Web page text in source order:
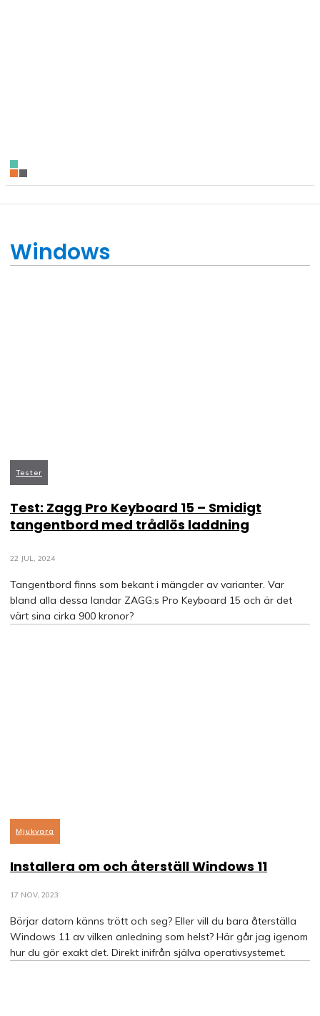
Windows
Tester
Test: Zagg Pro Keyboard 15 – Smidigt
tangentbord med trådlös laddning
22 JUL, 2024
Tangentbord finns som bekant i mängder av varianter. Var
bland alla dessa landar ZAGG:s Pro Keyboard 15 och är det
värt sina cirka 900 kronor?
Mjukvara
Installera om och återställ Windows 11
17 NOV, 2023
Börjar datorn känns trött och seg? Eller vill du bara återställa
Windows 11 av vilken anledning som helst? Här går jag igenom
hur du gör exakt det. Direkt inifrån själva operativsystemet.